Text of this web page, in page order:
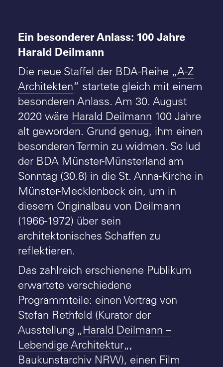
Ein besonderer Anlass: 100 Jahre
Harald Deilmann
Die neue Staffel der BDA-Reihe „A-Z
Architekten“ startete gleich mit einem
besonderen Anlass. Am 30. August
2020 wäre Harald Deilmann 100 Jahre
alt geworden. Grund genug, ihm einen
besonderen Termin zu widmen. So lud
der BDA Münster-Münsterland am
Sonntag (30.8) in die St. Anna-Kirche in
Münster-Mecklenbeck ein, um in
diesem Originalbau von Deilmann
(1966-1972) über sein
architektonisches Schaffen zu
reflektieren.
Das zahlreich erschienene Publikum
erwartete verschiedene
Programmteile: einen Vortrag von
Stefan Rethfeld (Kurator der
Ausstellung „Harald Deilmann –
Lebendige Architektur„,
Baukunstarchiv NRW), einen Film